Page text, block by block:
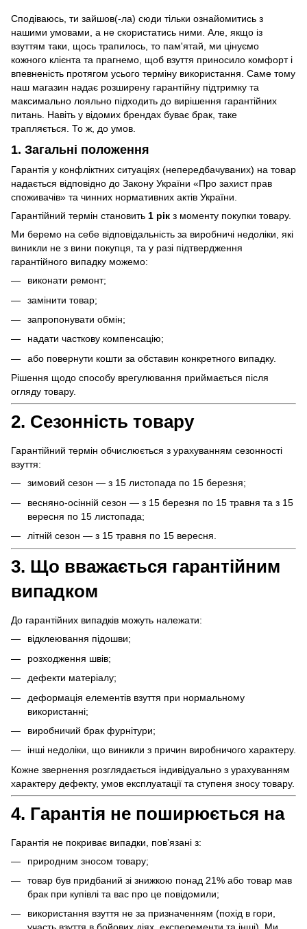
Сподіваюсь, ти зайшов(-ла) сюди тільки ознайомитись з
нашими умовами, а не скористатись ними. Але, якщо із
взуттям таки, щось трапилось, то пам'ятай, ми цінуємо
кожного клієнта та прагнемо, щоб взуття приносило комфорт і
впевненість протягом усього терміну використання. Саме тому
наш магазин надає розширену гарантійну підтримку та
максимально лояльно підходить до вирішення гарантійних
питань. Навіть у відомих брендах буває брак, таке
трапляється. То ж, до умов.
1. Загальні положення
Гарантія у конфліктних ситуаціях (непередбачуваних) на товар
надається відповідно до Закону України «Про захист прав
споживачів» та чинних нормативних актів України.
Гарантійний термін становить 1 рік з моменту покупки товару.
Ми беремо на себе відповідальність за виробничі недоліки, які
виникли не з вини покупця, та у разі підтвердження
гарантійного випадку можемо:
виконати ремонт;
замінити товар;
запропонувати обмін;
надати часткову компенсацію;
або повернути кошти за обставин конкретного випадку.
Рішення щодо способу врегулювання приймається після
огляду товару.
2. Сезонність товару
Гарантійний термін обчислюється з урахуванням сезонності
взуття:
зимовий сезон — з 15 листопада по 15 березня;
весняно-осінній сезон — з 15 березня по 15 травня та з 15
вересня по 15 листопада;
літній сезон — з 15 травня по 15 вересня.
3. Що вважається гарантійним
випадком
До гарантійних випадків можуть належати:
відклеювання підошви;
розходження швів;
дефекти матеріалу;
деформація елементів взуття при нормальному
використанні;
виробничий брак фурнітури;
інші недоліки, що виникли з причин виробничого характеру.
Кожне звернення розглядається індивідуально з урахуванням
характеру дефекту, умов експлуатації та ступеня зносу товару.
4. Гарантія не поширюється на
Гарантія не покриває випадки, пов’язані з:
природним зносом товару;
товар був придбаний зі знижкою понад 21% або товар мав
брак при купівлі та вас про це повідомили;
використання взуття не за призначенням (похід в гори,